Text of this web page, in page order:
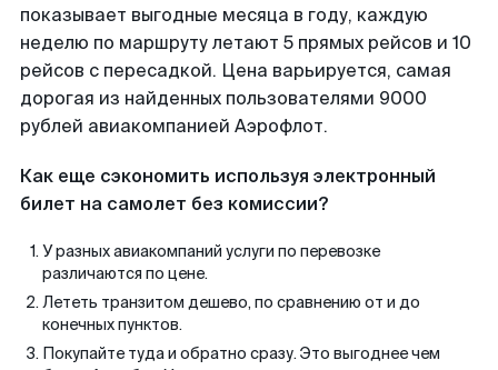
показывает выгодные месяца в году, каждую
неделю по маршруту летают 5 прямых рейсов и 10
рейсов с пересадкой. Цена варьируется, самая
дорогая из найденных пользователями 9000
рублей авиакомпанией Аэрофлот.
Как еще сэкономить используя электронный
билет на самолет без комиссии?
У разных авиакомпаний услуги по перевозке
различаются по цене.
Лететь транзитом дешево, по сравнению от и до
конечных пунктов.
Покупайте туда и обратно сразу. Это выгоднее чем